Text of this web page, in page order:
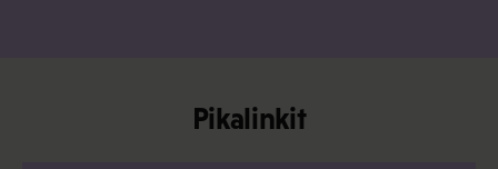
Pikalinkit